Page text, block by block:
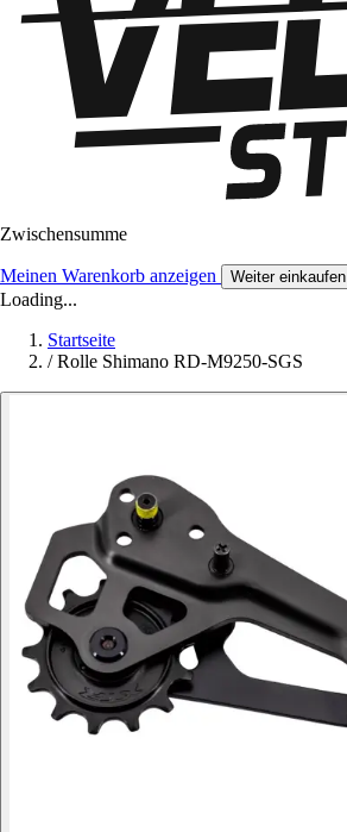
Zwischensumme
Meinen Warenkorb anzeigen Weiter einkaufen
Loading...
Startseite
/ Rolle Shimano RD-M9250-SGS